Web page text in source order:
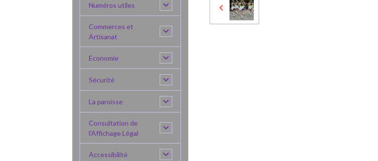
Numéros utiles
Commerces et
Artisanat
Economie
Sécurité
La paroisse
Consultation de
l'Affichage Légal
Accessibilité